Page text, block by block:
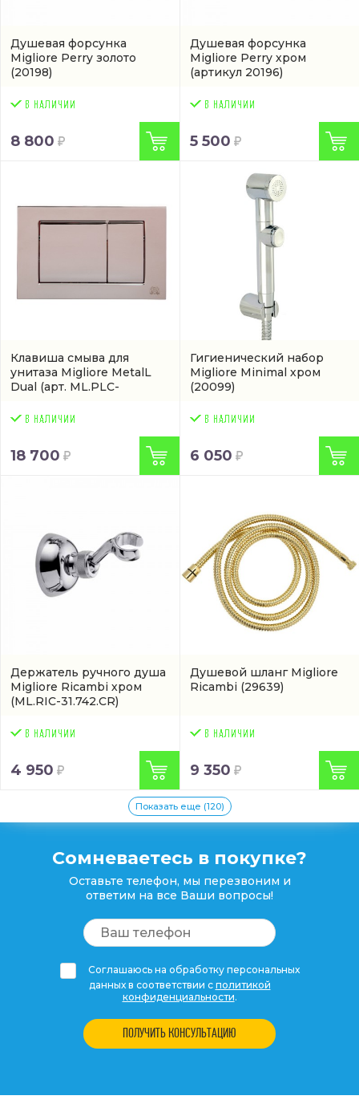
Душевая форсунка
Migliore Perry золото
(20198)
8 800
Душевая форсунка
Migliore Perry хром
(артикул 20196)
5 500
Клавиша смыва для
унитаза Migliore MetalL
Dual (арт. ML.PLC-
18 700
Гигиенический набор
Migliore Minimal хром
(20099)
6 050
Держатель ручного душа
Migliore Ricambi хром
(ML.RIC-31.742.CR)
4 950
Душевой шланг Migliore
Ricambi (29639)
9 350
Показать еще (120)
Сомневаетесь в покупке?
Оставьте телефон, мы перезвоним и
ответим на все Ваши вопросы!
Соглашаюсь на обработку персональных
данных в соответствии с политикой
конфиденциальности.
ПОЛУЧИТЬ КОНСУЛЬТАЦИЮ